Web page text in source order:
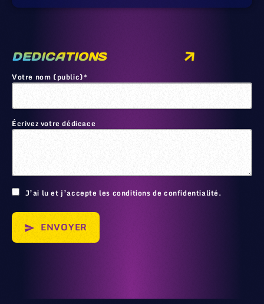
DEDICATIONS
Votre nom (public)*
Écrivez votre dédicace
J’ai lu et j’accepte les conditions de confidentialité.
send ENVOYER